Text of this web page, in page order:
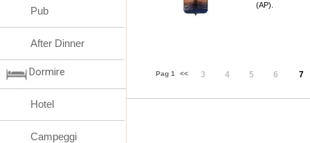
(AP).
Pag 1 << 3 4 5 6 7
Pub
After Dinner
Dormire
Hotel
Campeggi